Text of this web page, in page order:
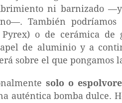
ni barnizado
También
o de cerámica de
de aluminio y a
sobre el que pongamos
solo o
auténtica bomba dulce.